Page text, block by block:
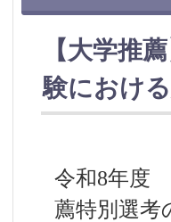
【大学推
験におけ
令和8年度
薦特別選考